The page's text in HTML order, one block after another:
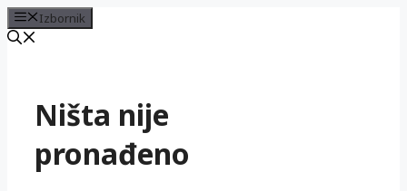
Izbornik
Ništa nije
pronađeno